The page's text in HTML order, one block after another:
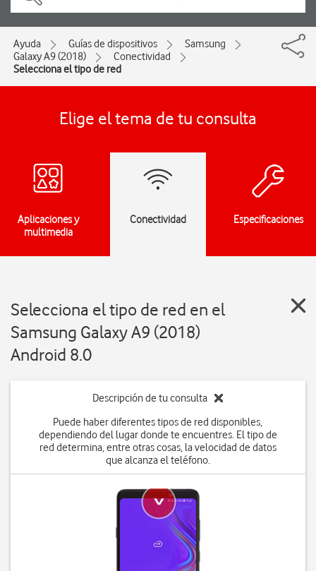
Ayuda Guías de dispositivos
Samsung
Galaxy A9 (2018)
Conectividad
Selecciona el tipo de red
Elige el tema de tu consulta
Aplicaciones y
multimedia
Conectividad Especificaciones
Selecciona el tipo de red en el
Samsung Galaxy A9 (2018)
Android 8.0
Descripción de tu consulta
Puede haber diferentes tipos de red disponibles,
dependiendo del lugar donde te encuentres. El tipo de
red determina, entre otras cosas, la velocidad de datos
que alcanza el teléfono.